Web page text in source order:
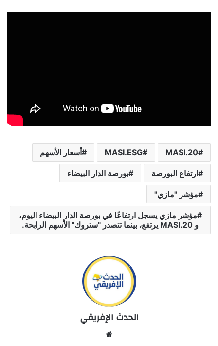
MASI.20
MASI.ESG أسعار الأسهم
ارتفاع البورصة بورصة الدار البيضاء
مؤشر "مازي"
مؤشر مازي يسجل ارتفاعًا في بورصة الدار البيضاء اليوم،
و MASI.20 يرتفع، بينما تتصدر "ستروك" الأسهم الرابحة.
الحدث الإفريقي